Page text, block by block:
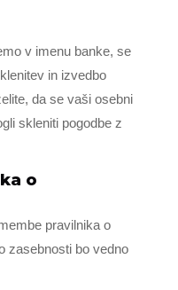
v imenu banke, se
in izvedbo
da se vaši osebni
skleniti pogodbe z
o
pravilnika o
zasebnosti bo vedno